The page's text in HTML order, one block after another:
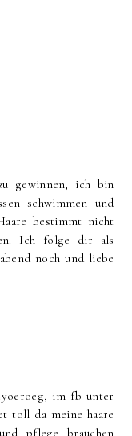
gewinnen, ich bin
schwimmen und
bestimmt nicht
Ich folge dir als
noch und liebe
im fb unter
toll da meine haare
pflege brauchen